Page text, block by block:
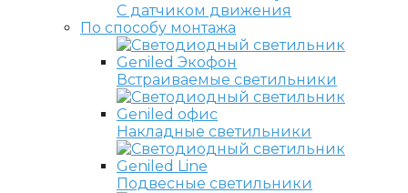
С датчиком движения
По способу монтажа
Встраиваемые светильники
Накладные светильники
Подвесные светильники